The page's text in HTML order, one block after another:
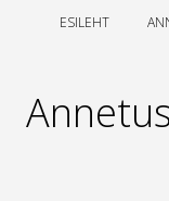
ESILEHT